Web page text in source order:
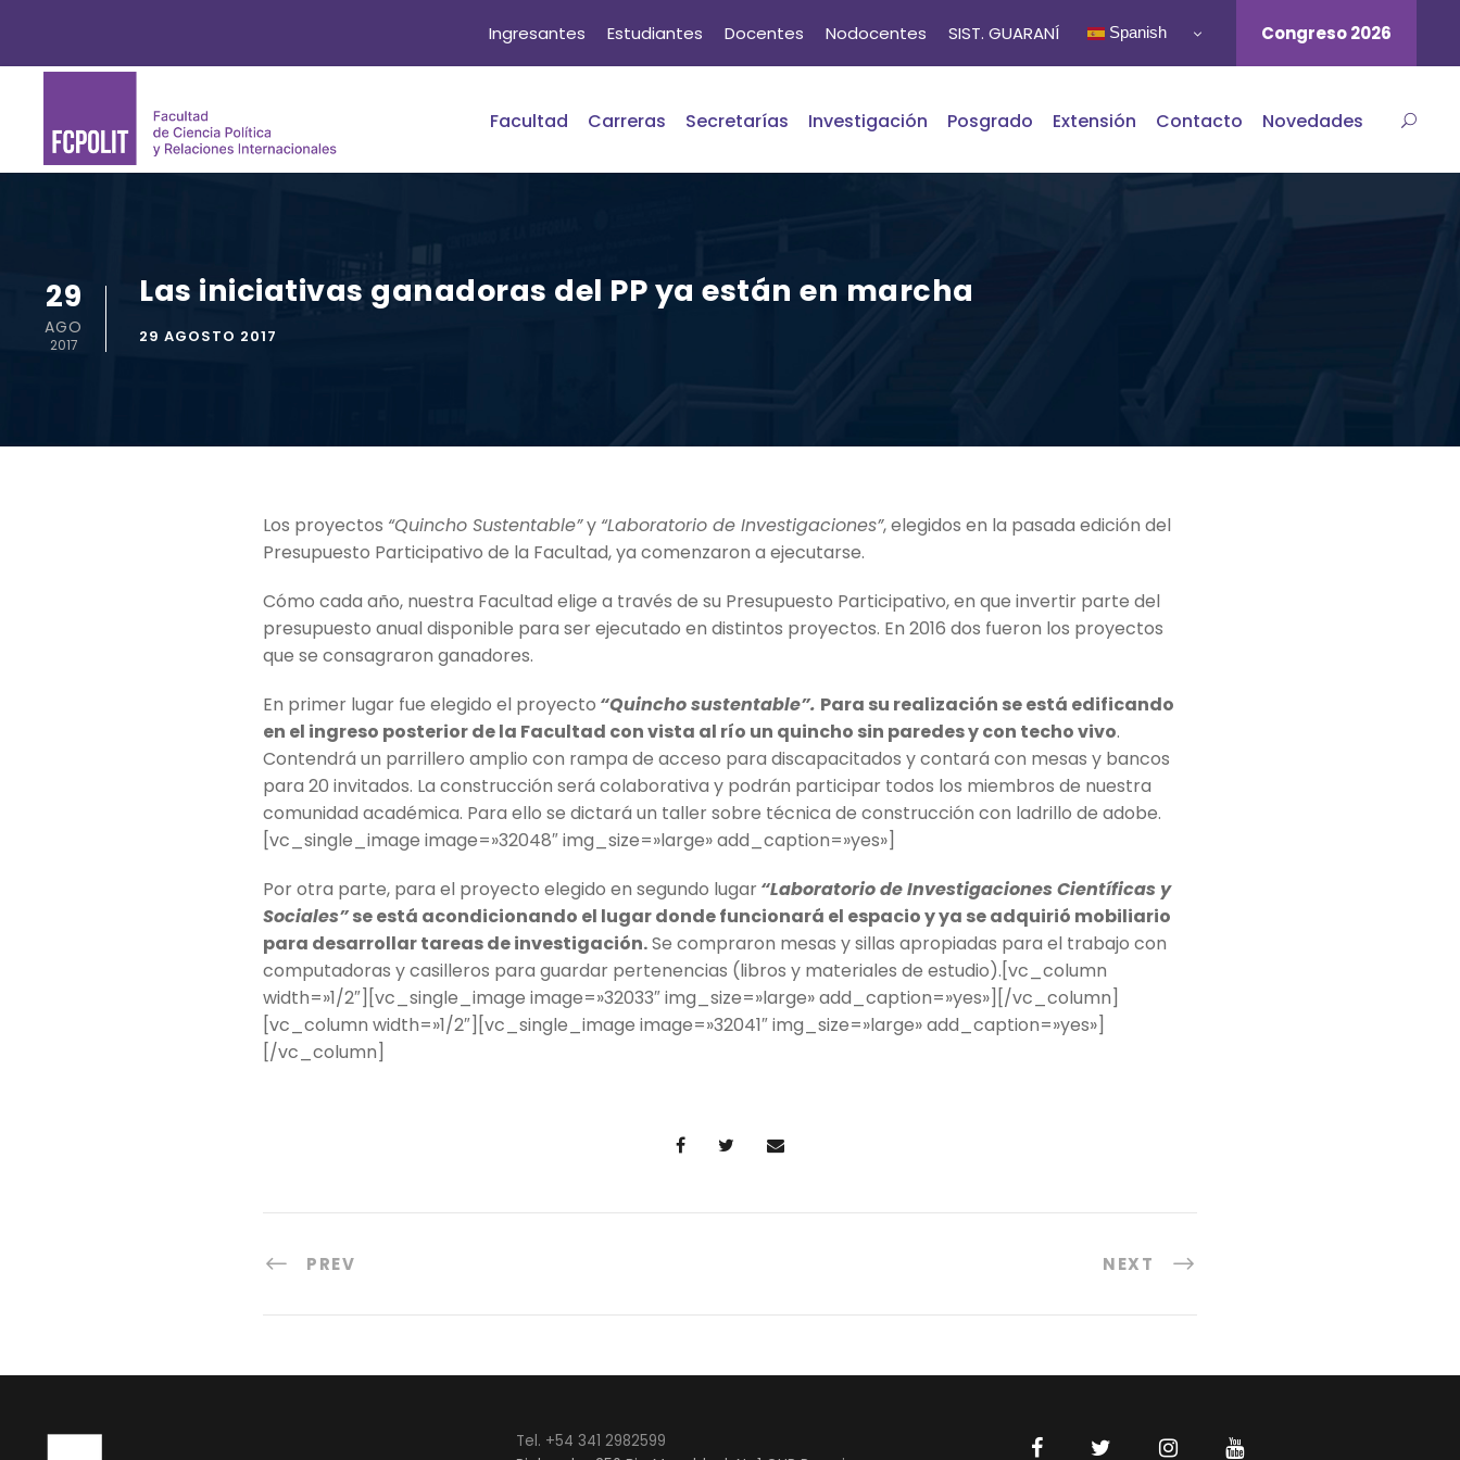
Ingresantes Estudiantes Docentes Nodocentes SIST. GUARANÍ Spanish Congreso 2026
Facultad Carreras Secretarías Investigación Posgrado Extensión Contacto Novedades
29
AGO
2017
Las iniciativas ganadoras del PP ya están en marcha
29 AGOSTO 2017
Los proyectos “Quincho Sustentable”y “Laboratorio de Investigaciones”, elegidos en la pasada edición del
Presupuesto Participativo de la Facultad, ya comenzaron a ejecutarse.
Cómo cada año, nuestra Facultad elige a través de su Presupuesto Participativo, en que invertir parte del
presupuesto anual disponible para ser ejecutado en distintos proyectos. En 2016 dos fueron los proyectos
que se consagraron ganadores.
En primer lugar fue elegido el proyecto “Quincho sustentable”. Para su realización se está edificando
en el ingreso posterior de la Facultad con vista al río un quincho sin paredes y con techo vivo.
Contendrá un parrillero amplio con rampa de acceso para discapacitados y contará con mesas y bancos
para 20 invitados. La construcción será colaborativa y podrán participar todos los miembros de nuestra
comunidad académica. Para ello se dictará un taller sobre técnica de construcción con ladrillo de adobe.
[vc_single_image image=»32048″ img_size=»large» add_caption=»yes»]
Por otra parte, para el proyecto elegido en segundo lugar“Laboratorio de Investigaciones Científicas y
Sociales”se está acondicionando el lugar donde funcionará el espacio y ya se adquirió mobiliario
para desarrollar tareas de investigación.Se compraron mesas y sillas apropiadas para el trabajo con
computadoras y casilleros para guardar pertenencias (libros y materiales de estudio).[vc_column
width=»1/2″][vc_single_image image=»32033″ img_size=»large» add_caption=»yes»][/vc_column]
[vc_column width=»1/2″][vc_single_image image=»32041″ img_size=»large» add_caption=»yes»]
[/vc_column]
PREV NEXT
Tel. +54 341 2982599